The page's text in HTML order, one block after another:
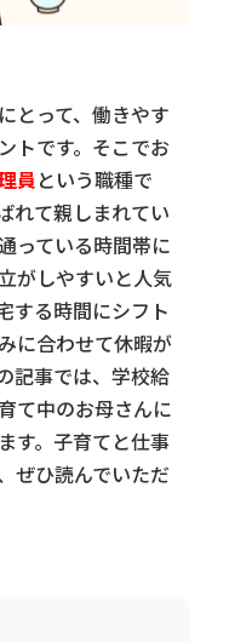
とって、働きやす
トです。そこでお
員 という職種で
れて親しまれてい
っている時間帯に
がしやすいと人気
する時間にシフト
に合わせて休暇が
記事では、学校給
て中のお母さんに
す。子育てと仕事
ぜひ読んでいただ